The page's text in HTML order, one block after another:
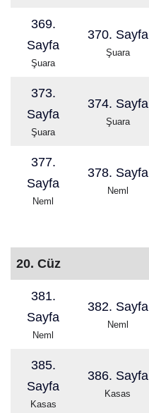
369.
Sayfa
Şuara
370. Sayfa
Şuara
373.
Sayfa
Şuara
374. Sayfa
Şuara
377.
Sayfa
Neml
378. Sayfa
Neml
20. Cüz
381.
Sayfa
Neml
382. Sayfa
Neml
385.
Sayfa
Kasas
386. Sayfa
Kasas